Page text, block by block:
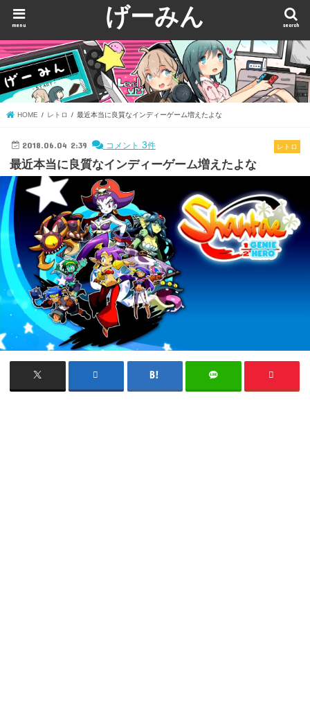
げーみん search
menu
HOME レトロ 最近本当に良質なインディーゲーム増えたよな
レトロ
2018.06.04 2:39 コメント 3件
最近本当に良質なインディーゲーム増えたよな